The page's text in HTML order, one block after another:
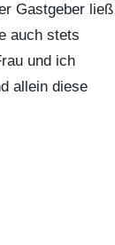
Gastgeber ließ
auch stets
und ich
allein diese